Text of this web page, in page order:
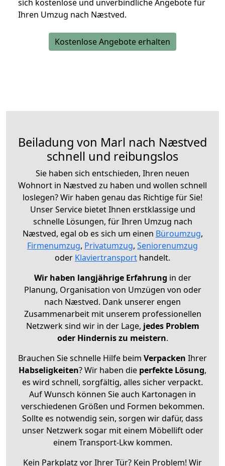
sich kostenlose und unverbindliche Angebote für
Ihren Umzug nach Næstved.
Kostenlose Angebote erhalten
Beiladung von Marl nach Næstved
schnell und reibungslos
Sie haben sich entschieden, Ihren neuen
Wohnort in Næstved zu haben und wollen schnell
loslegen? Wir haben genau das Richtige für Sie!
Unser Service bietet Ihnen erstklassige und
schnelle Lösungen, für Ihren Umzug nach
Næstved, egal ob es sich um einen Büroumzug,
Firmenumzug, Privatumzug, Seniorenumzug
oder Klaviertransport handelt.
Wir haben langjährige Erfahrung in der
Planung, Organisation von Umzügen von oder
nach Næstved. Dank unserer engen
Zusammenarbeit mit unserem professionellen
Netzwerk sind wir in der Lage, jedes Problem
oder Hindernis zu meistern.
Brauchen Sie schnelle Hilfe beim Verpacken Ihrer
Habseligkeiten? Wir haben die perfekte Lösung,
es wird schnell, sorgfältig, alles sicher verpackt.
Auf Wunsch können Sie auch Kartonagen in
verschiedenen Größen und Formen bekommen.
Sollte es notwendig sein, sorgen wir dafür, dass
unser Netzwerk sogar mit einem Möbellift oder
einem Transport-Lkw kommen.
Kein Parkplatz vor Ihrer Tür? Kein Problem! Wir